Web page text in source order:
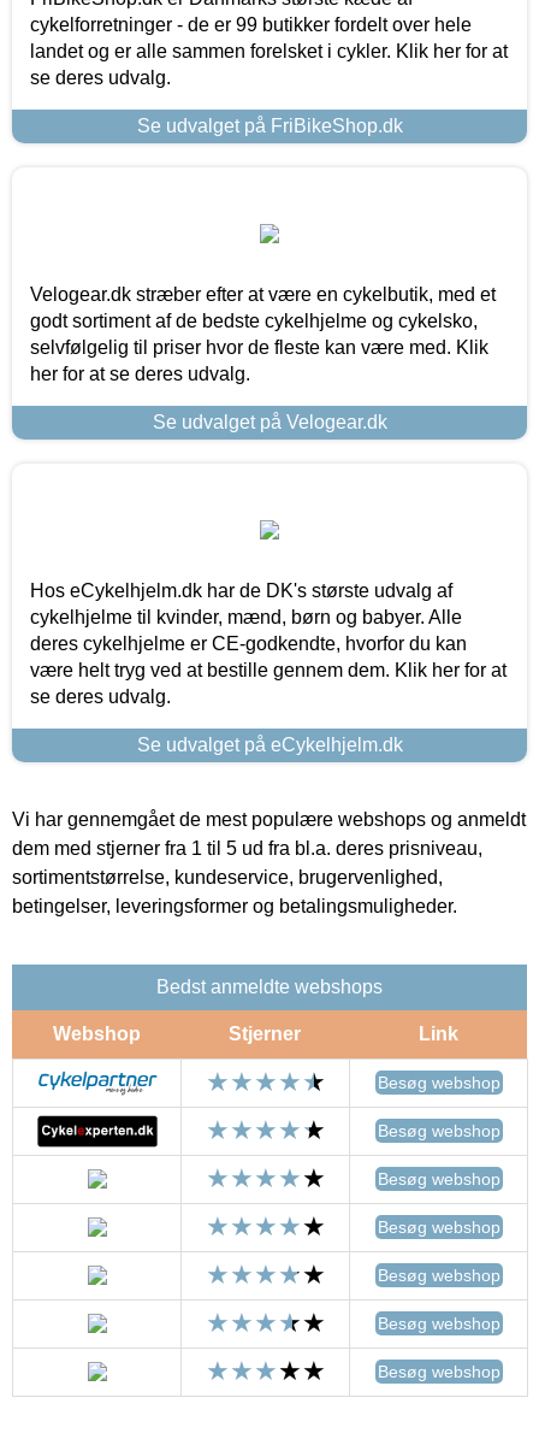
cykelforretninger - de er 99 butikker fordelt over hele
landet og er alle sammen forelsket i cykler. Klik her for at
se deres udvalg.
Se udvalget på FriBikeShop.dk
Velogear.dk stræber efter at være en cykelbutik, med et
godt sortiment af de bedste cykelhjelme og cykelsko,
selvfølgelig til priser hvor de fleste kan være med. Klik
her for at se deres udvalg.
Se udvalget på Velogear.dk
Hos eCykelhjelm.dk har de DK's største udvalg af
cykelhjelme til kvinder, mænd, børn og babyer. Alle
deres cykelhjelme er CE-godkendte, hvorfor du kan
være helt tryg ved at bestille gennem dem. Klik her for at
se deres udvalg.
Se udvalget på eCykelhjelm.dk
Vi har gennemgået de mest populære webshops og anmeldt
dem med stjerner fra 1 til 5 ud fra bl.a. deres prisniveau,
sortimentstørrelse, kundeservice, brugervenlighed,
betingelser, leveringsformer og betalingsmuligheder.
Bedst anmeldte webshops
Webshop Stjerner Link
Besøg webshop
Besøg webshop
Besøg webshop
Besøg webshop
Besøg webshop
Besøg webshop
Besøg webshop